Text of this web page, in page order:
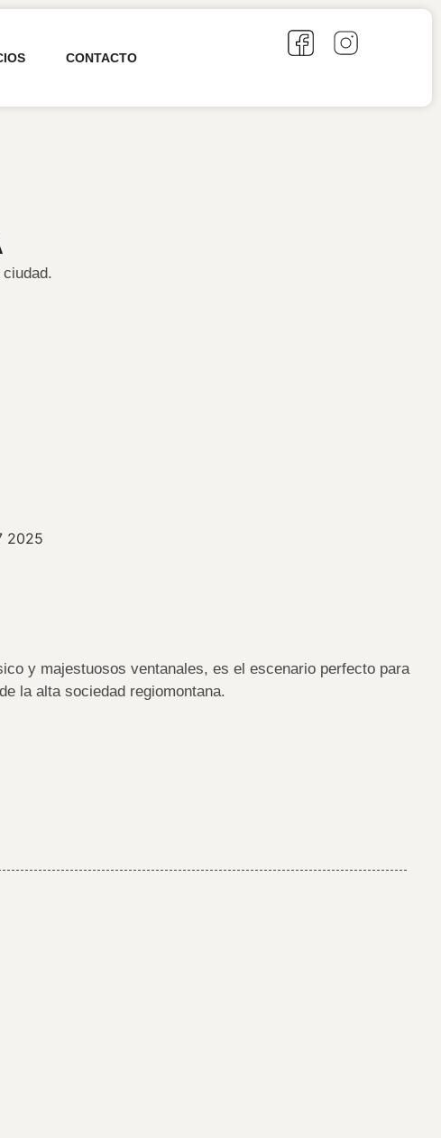
CONTACTO
y majestuosos ventanales, es el escenario perfecto para
la alta sociedad regiomontana.